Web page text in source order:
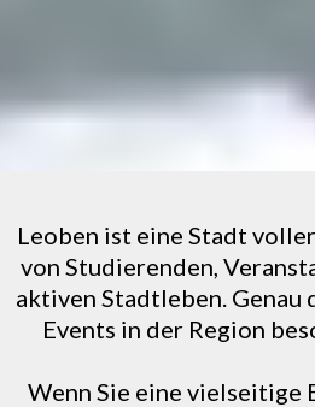
Leoben ist eine Stadt
von Studierenden,
aktiven Stadtleben. Genau
Events in der Region
Wenn Sie eine vielseitige